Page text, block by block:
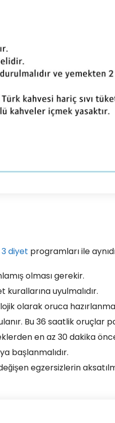
diyet programları ile
olması gerekir.
uyulmalıdır.
olarak oruca
Bu 36 saatlik oruçlar
en az 30 dakika
başlanmalıdır.
egzersizlerin